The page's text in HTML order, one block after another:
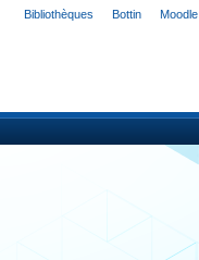
Bibliothèques Bottin Moodle